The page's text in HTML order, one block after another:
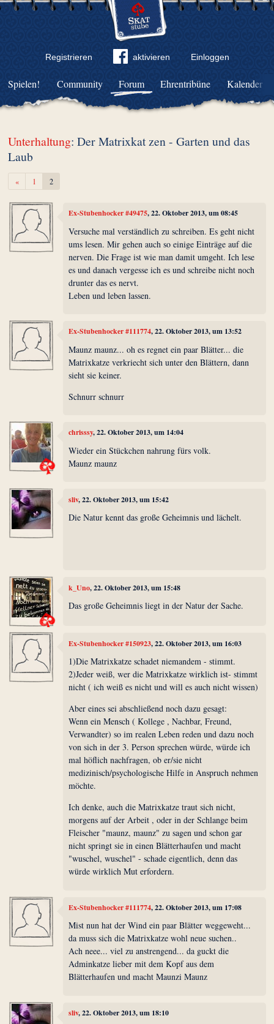
Registrieren aktivieren Einloggen
Community Forum Ehrentribüne Kalender
Spielen!
Unterhaltung: Der Matrixkat zen - Garten und das
Laub
«Zurück1 2
Ex-Stubenhocker #49475, 22. Oktober 2013, um 08:45
Versuche mal verständlich zu schreiben. Es geht nicht
ums lesen. Mir gehen auch so einige Einträge auf die
nerven. Die Frage ist wie man damit umgeht. Ich lese
es und danach vergesse ich es und schreibe nicht noch
drunter das es nervt.
Leben und leben lassen.
Ex-Stubenhocker #111774, 22. Oktober 2013, um 13:52
Maunz maunz... oh es regnet ein paar Blätter... die
Matrixkatze verkriecht sich unter den Blättern, dann
sieht sie keiner.
Schnurr schnurr
chrisssy, 22. Oktober 2013, um 14:04
Wieder ein Stückchen nahrung fürs volk.
Maunz maunz
sliv, 22. Oktober 2013, um 15:42
Die Natur kennt das große Geheimnis und lächelt.
k_Uno, 22. Oktober 2013, um 15:48
Das große Geheimnis liegt in der Natur der Sache.
Ex-Stubenhocker #150923, 22. Oktober 2013, um 16:03
1)Die Matrixkatze schadet niemandem - stimmt.
2)Jeder weiß, wer die Matrixkatze wirklich ist- stimmt
nicht ( ich weiß es nicht und will es auch nicht wissen)
Aber eines sei abschließend noch dazu gesagt:
Wenn ein Mensch ( Kollege , Nachbar, Freund,
Verwandter) so im realen Leben reden und dazu noch
von sich in der 3. Person sprechen würde, würde ich
mal höflich nachfragen, ob er/sie nicht
medizinisch/psychologische Hilfe in Anspruch nehmen
möchte.
Ich denke, auch die Matrixkatze traut sich nicht,
morgens auf der Arbeit , oder in der Schlange beim
Fleischer "maunz, maunz" zu sagen und schon gar
nicht springt sie in einen Blätterhaufen und macht
"wuschel, wuschel" - schade eigentlich, denn das
würde wirklich Mut erfordern.
Ex-Stubenhocker #111774, 22. Oktober 2013, um 17:08
Mist nun hat der Wind ein paar Blätter weggeweht...
da muss sich die Matrixkatze wohl neue suchen..
Ach neee... viel zu anstrengend... da guckt die
Adminkatze lieber mit dem Kopf aus dem
Blätterhaufen und macht Maunzi Maunz
sliv, 22. Oktober 2013, um 18:10